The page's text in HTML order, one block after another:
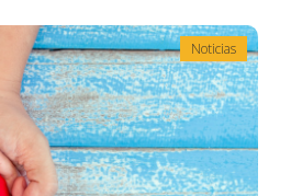
Noticias